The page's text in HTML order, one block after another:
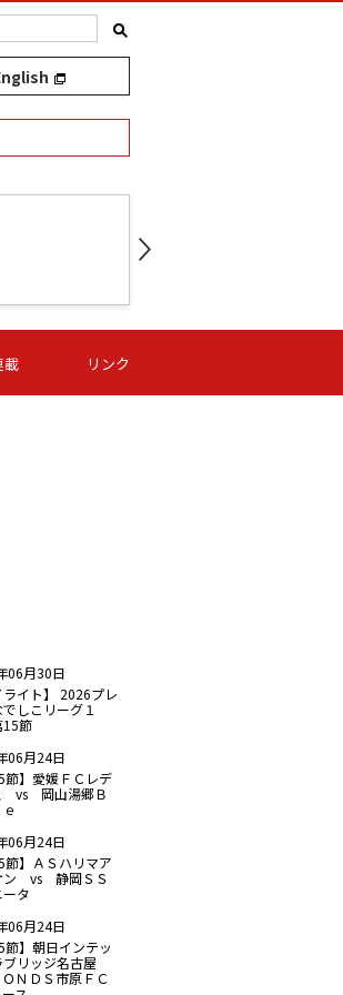
節 09/06 (日) 15:00
- -
載 リンク
06月30日
ライト】 2026プレ
しこリーグ１
節
06月24日
節】愛媛ＦＣレデ
vs 岡山湯郷Ｂ
06月24日
節】ＡＳハリマア
ン vs 静岡ＳＳ
ータ
06月24日
節】朝日インテッ
ブリッジ名古屋
ＮＤＳ市原ＦＣ